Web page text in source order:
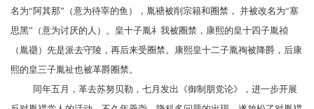
名为“阿其那”（意为待宰的鱼），胤禟被削宗籍和圈禁， 并被改名为“塞
思黑”（意为讨厌的人）。皇十子胤礻我被圈禁，康熙的皇十四子胤祯
（胤禵）先是派去守陵，再后来受圈禁。康熙皇十二子胤祹被降爵，后康
熙的皇三子胤祉也被革爵圈禁。
同年五月，革去苏努贝勒，七月发出《御制 朋党论》，进一步开展